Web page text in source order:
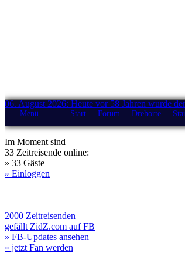
06. August 2026: Heute vor 58 Jahren wurde
Menü Start Forum Drehorte
Im Moment sind
33 Zeitreisende online:
» 33 Gäste
» Einloggen
2000 Zeitreisenden
gefällt ZidZ.com auf FB
» FB-Updates ansehen
» jetzt Fan werden